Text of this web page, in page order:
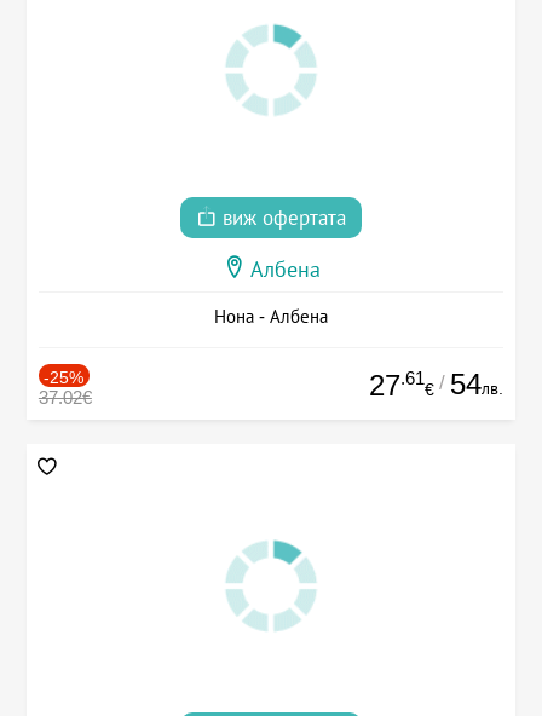
виж офертата
Албена
Нона - Албена
-25%
37.02€ 27.61
€ / 54лв.